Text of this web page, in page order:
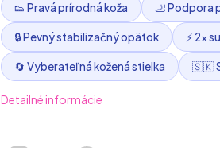
👟 Pravá prírodná koža 🦶 Podpora
🔒 Pevný stabilizačný opätok ⚡ 2×
🔄 Vyberateľná kožená stielka 🇸🇰
Detailné informácie